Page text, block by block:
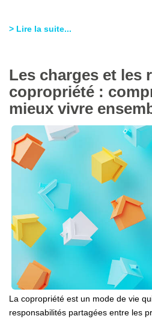
> Lire la suite...
Les charges et les
copropriété :
mieux vivre
La copropriété est un mode de vie
responsabilités partagées entre les